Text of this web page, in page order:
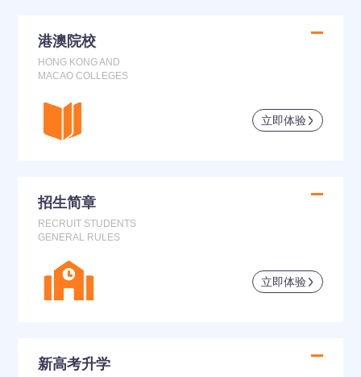
港澳院校
HONG KONG AND
MACAO COLLEGES
立即体验
招生简章
RECRUIT STUDENTS
GENERAL RULES
立即体验
新高考升学